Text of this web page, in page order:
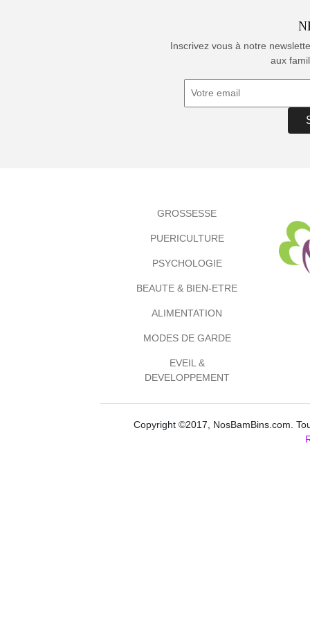
Inscrivez vous à notre
aux
GROSSESSE
PUERICULTURE
PSYCHOLOGIE
BEAUTE & BIEN-ETRE
ALIMENTATION
MODES DE GARDE
EVEIL &
DEVELOPPEMENT
Copyright ©2017, NosBamBins.com.